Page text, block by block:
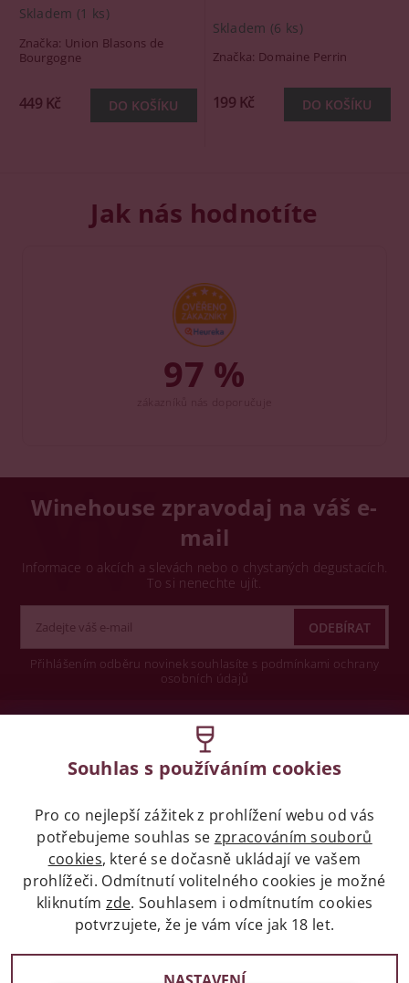
Skladem (1 ks)
Značka: Union Blasons de
Bourgogne
449 Kč
Skladem (6 ks)
Značka: Domaine Perrin
199 Kč
Jak nás hodnotíte
97 %
Winehouse zpravodaj na váš e-
mail
Informace o akcích a slevách nebo o chystaných degustacích.
To si nenechte ujít.
Přihlášením odběru novinek souhlasíte s podmínkami ochrany
osobních údajů
Legislativa
Zákaz prodeje alkoholických nápojů osobám
mladších 18 let.
Naše služby
Souhlas s používáním cookies
Pro co nejlepší zážitek z prohlížení webu od vás
potřebujeme souhlas se zpracováním souborů
cookies, které se dočasně ukládají ve vašem
prohlížeči. Odmítnutí volitelného cookies je možné
kliknutím zde. Souhlasem i odmítnutím cookies
potvrzujete, že je vám více jak 18 let.